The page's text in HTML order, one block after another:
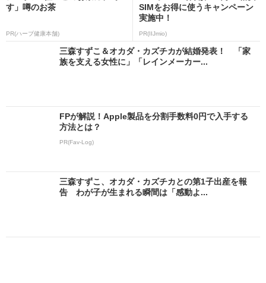
す」噂のお茶
PR(ハーブ健康本舗)
SIMをお得に使うキャンペーン
実施中！
PR(IIJmio)
三森すずこ＆オカダ・カズチカが結婚発表！ 「家
族を支える女性に」「レインメーカー...
FPが解説！Apple製品を分割手数料0円で入手する
方法とは？
PR(Fav-Log)
三森すずこ、オカダ・カズチカとの第1子出産を報
告 わが子が生まれる瞬間は「感動よ...